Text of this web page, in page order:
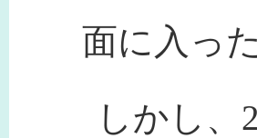
面に入った
しかし、